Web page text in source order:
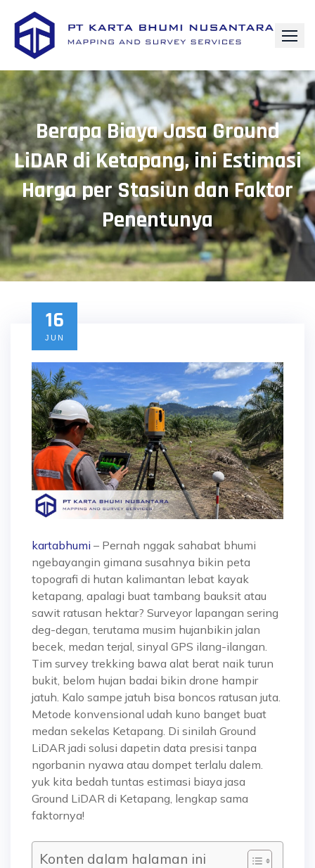
content
Berapa Biaya Jasa Ground
LiDAR di Ketapang, ini Estimasi
Harga per Stasiun dan Faktor
Penentunya
16
JUN
kartabhumi – Pernah nggak sahabat bhumi
ngebayangin gimana susahnya bikin peta
topografi di hutan kalimantan lebat kayak
ketapang, apalagi buat tambang bauksit atau
sawit ratusan hektar? Surveyor lapangan sering
deg-degan, terutama musim hujanbikin jalan
becek, medan terjal, sinyal GPS ilang-ilangan.
Tim survey trekking bawa alat berat naik turun
bukit, belom hujan badai bikin drone hampir
jatuh. Kalo sampe jatuh bisa boncos ratusan juta.
Metode konvensional udah kuno banget buat
medan sekelas Ketapang. Di sinilah Ground
LiDAR jadi solusi dapetin data presisi tanpa
ngorbanin nyawa atau dompet terlalu dalem.
yuk kita bedah tuntas estimasi biaya jasa
Ground LiDAR di Ketapang, lengkap sama
faktornya!
Konten dalam halaman ini